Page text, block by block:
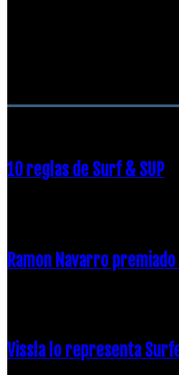
10 reglas de Surf & SUP
Ramon Navarro
Vissla lo representa